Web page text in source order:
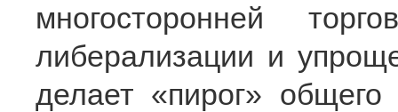
многосторонней
либерализации и
делает «пирог»